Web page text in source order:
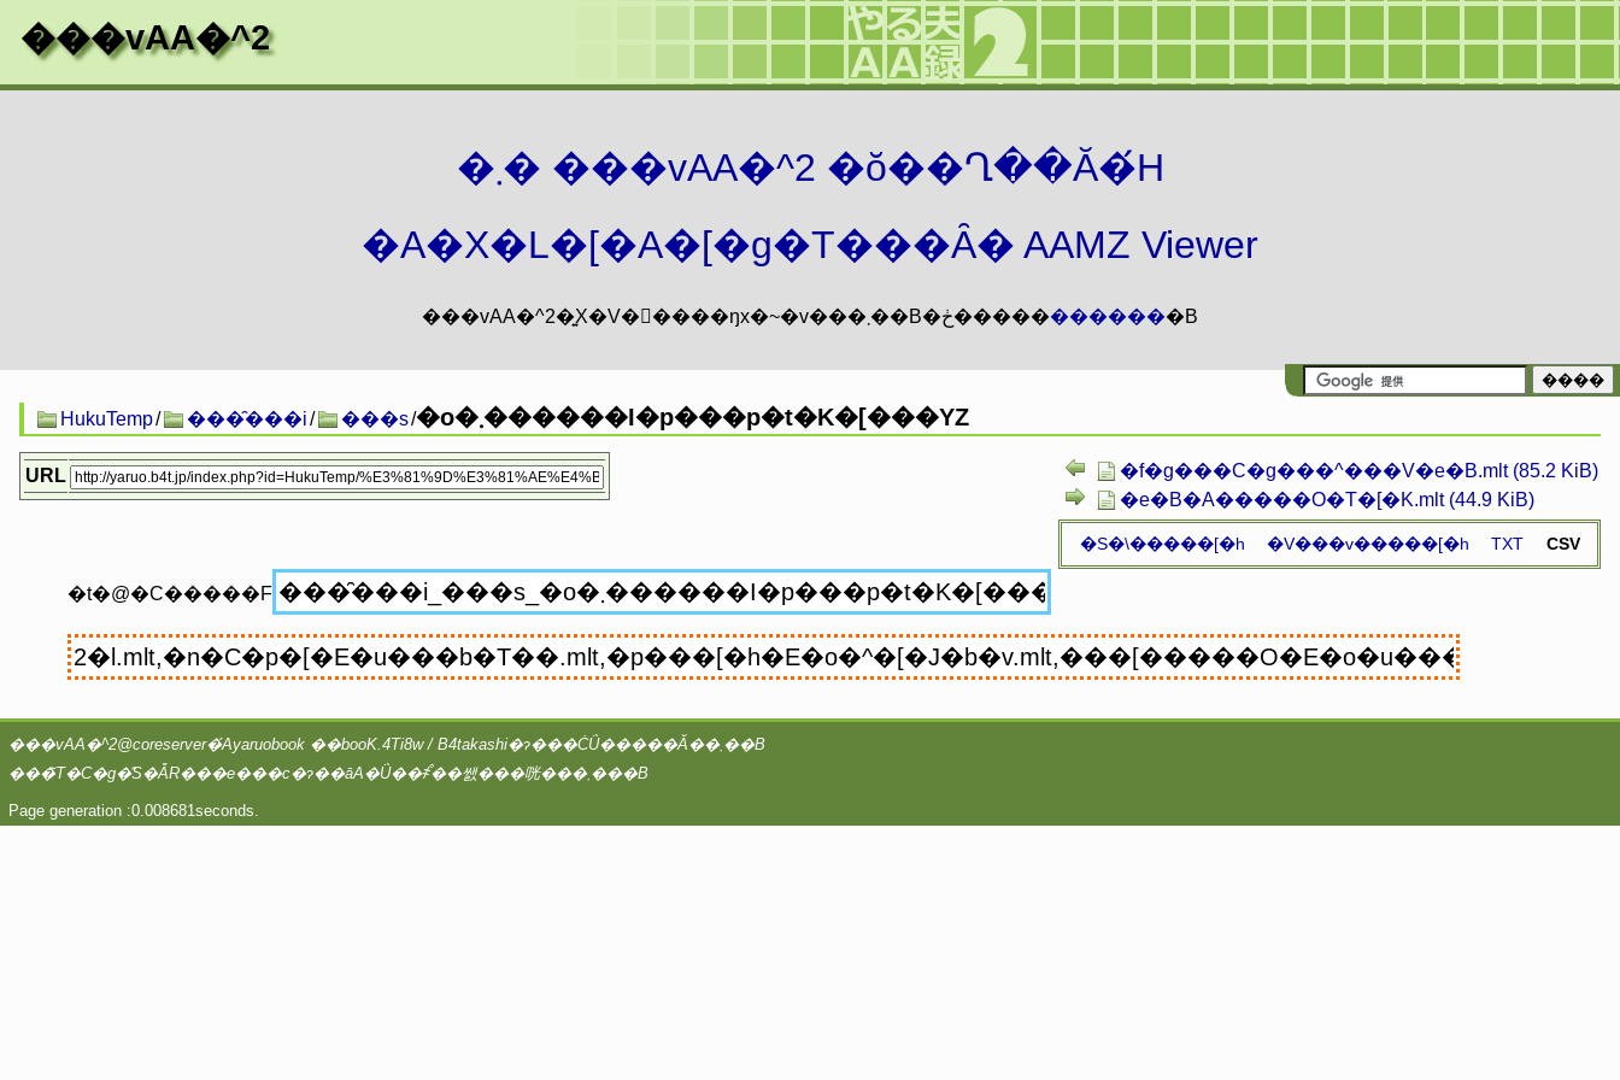
���vAA�^2
�܂� ���vAA�^2 �ŏ��Ղ��Ă�́H
�A�X�L�[�A�[�g�T���Ȃ� AAMZ Viewer
���vAA�^2�͍X�V�𖳊����ŋx�~�v���܂��B�ڂ������������B
HukuTemp/ ���̑���i/ ���s/ �o�܂������I�p���p�t�K�[���YZ
�f�g���C�g���^���V�e�B.mlt (85.2 KiB)
�e�B�A�����O�T�[�K.mlt (44.9 KiB)
URL
�S�\�����[�h �V���v�����[�h TXT CSV
�t�@�C�����F
���vAA�^2@coreserver�́Ayaruobook ��booK.4Ti8w / B4takashi�ɂ���ĊǗ�����Ă��܂��B
���̃T�C�g�̑S�ẴR���e���c�ɂ��āA�Ǘ��҂͒��쌠���咣���܂���B
Page generation :0.008681seconds.